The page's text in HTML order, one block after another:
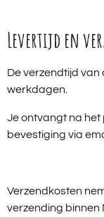
Levertijd en
De verzendtijd van
werkdagen.
Je ontvangt na het
bevestiging via
Verzendkosten
verzending binnen